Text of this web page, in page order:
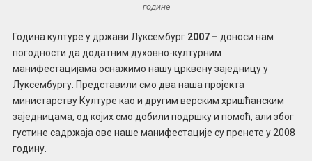
године
Година културе у држави Луксембург 2007 – доноси нам
погодности да додатним духовно-културним
манифестацијама оснажимо нашу црквену заједницу у
Луксембургу. Представили смо два наша пројекта
министарству Културе као и другим верским хришћанским
заједницама, од којих смо добили подршку и помоћ, али због
густине садржаја ове наше манифестације су пренете у 2008
годину.